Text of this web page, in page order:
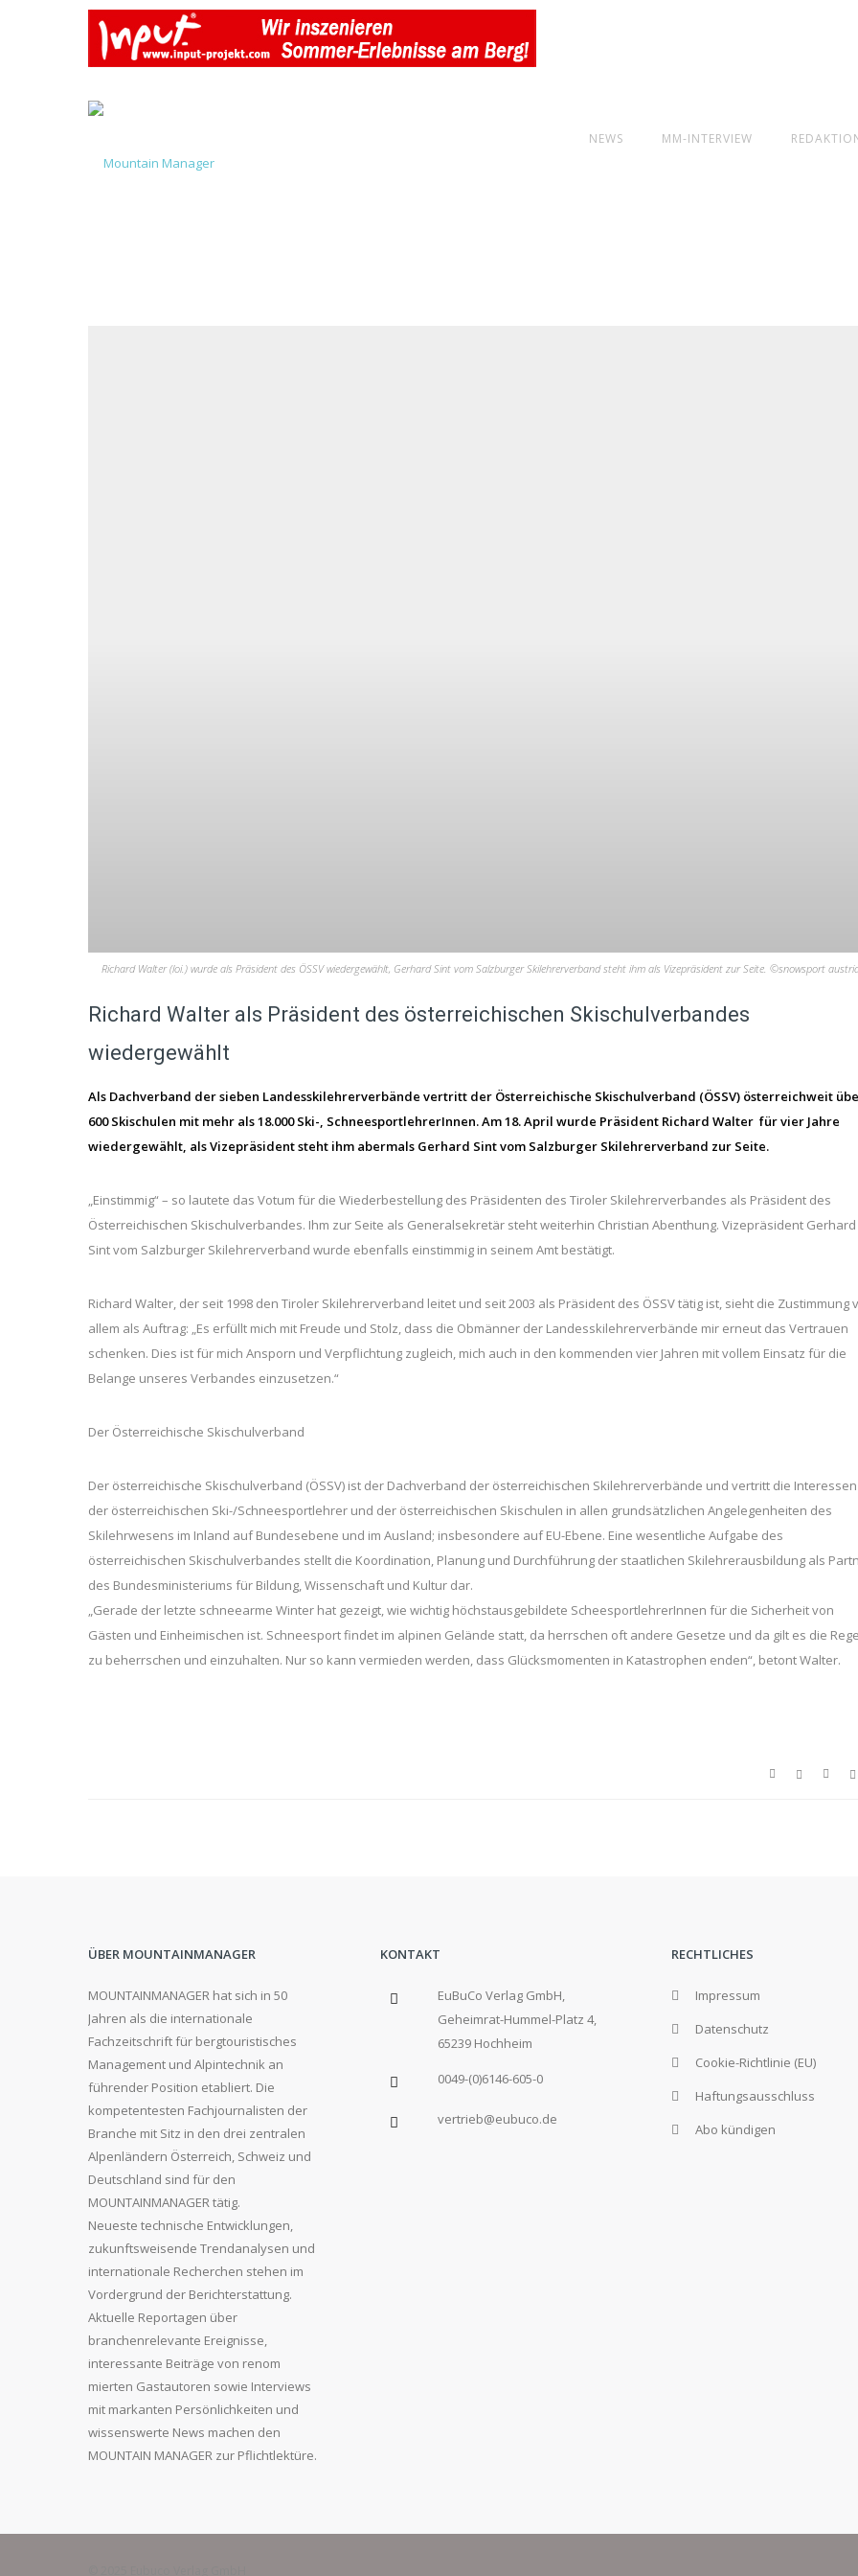
NEWS MM-INTERVIEW
Richard Walter (loi.) wurde als Präsident des ÖSSV wiedergewählt, Gerhard Sint vom Salzburger Skilehrerverband steht ihm als Vizepräsident zur Seite. ©snowsport
Richard Walter als Präsident des österreichischen Skischulverbandes
wiedergewählt
Als Dachverband der sieben Landesskilehrerverbände vertritt der Österreichische Skischulverband (ÖSSV) österreichweit
600 Skischulen mit mehr als 18.000 Ski-, SchneesportlehrerInnen. Am 18. April wurde Präsident Richard Walter für vier Jahre
wiedergewählt, als Vizepräsident steht ihm abermals Gerhard Sint vom Salzburger Skilehrerverband zur Seite.
„Einstimmig“ – so lautete das Votum für die Wiederbestellung des Präsidenten des Tiroler Skilehrerverbandes als Präsident des
Österreichischen Skischulverbandes. Ihm zur Seite als Generalsekretär steht weiterhin Christian Abenthung. Vizepräsident Gerhard
Sint vom Salzburger Skilehrerverband wurde ebenfalls einstimmig in seinem Amt bestätigt.
Richard Walter, der seit 1998 den Tiroler Skilehrerverband leitet und seit 2003 als Präsident des ÖSSV tätig ist, sieht die Zustimmung
allem als Auftrag: „Es erfüllt mich mit Freude und Stolz, dass die Obmänner der Landesskilehrerverbände mir erneut das Vertrauen
schenken. Dies ist für mich Ansporn und Verpflichtung zugleich, mich auch in den kommenden vier Jahren mit vollem Einsatz für die
Belange unseres Verbandes einzusetzen.“
Der Österreichische Skischulverband
Der österreichische Skischulverband (ÖSSV) ist der Dachverband der österreichischen Skilehrerverbände und vertritt die Interessen
der österreichischen Ski-/Schneesportlehrer und der österreichischen Skischulen in allen grundsätzlichen Angelegenheiten des
Skilehrwesens im Inland auf Bundesebene und im Ausland; insbesondere auf EU-Ebene. Eine wesentliche Aufgabe des
österreichischen Skischulverbandes stellt die Koordination, Planung und Durchführung der staatlichen Skilehrerausbildung als
des Bundesministeriums für Bildung, Wissenschaft und Kultur dar.
„Gerade der letzte schneearme Winter hat gezeigt, wie wichtig höchstausgebildete ScheesportlehrerInnen für die Sicherheit von
Gästen und Einheimischen ist. Schneesport findet im alpinen Gelände statt, da herrschen oft andere Gesetze und da gilt es die
zu beherrschen und einzuhalten. Nur so kann vermieden werden, dass Glücksmomenten in Katastrophen enden“, betont Walter.
ÜBER MOUNTAINMANAGER
MOUNTAINMANAGER hat sich in 50
Jahren als die internationale
Fachzeitschrift für bergtouristisches
Management und Alpintechnik an
führender Position etabliert. Die
kompetentesten Fachjournalisten der
Branche mit Sitz in den drei zentralen
Alpenländern Österreich, Schweiz und
Deutschland sind für den
MOUNTAINMANAGER tätig.
Neueste technische Entwicklungen,
zukunftsweisende Trendanalysen und
internationale Recherchen stehen im
Vordergrund der Berichterstattung.
Aktuelle Reportagen über
branchenrelevante Ereignisse,
interessante Beiträge von renom
mierten Gastautoren sowie Interviews
mit markanten Persönlichkeiten und
wissenswerte News machen den
MOUNTAIN MANAGER zur Pflichtlektüre.
KONTAKT
EuBuCo Verlag GmbH,
Geheimrat-Hummel-Platz 4,
65239 Hochheim
0049-(0)6146-605-0
vertrieb@eubuco.de
RECHTLICHES
Impressum
Datenschutz
Cookie-Richtlinie (EU)
Haftungsausschluss
Abo kündigen